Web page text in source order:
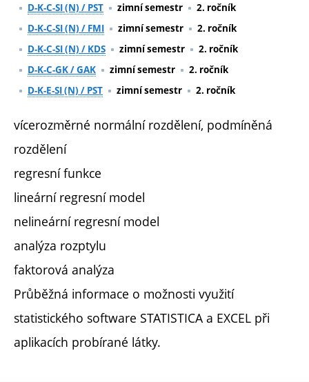
D-K-C-SI (N) / PST
zimní semestr
2. ročník
D-K-C-SI (N) / FMI
zimní semestr
2. ročník
D-K-C-SI (N) / KDS
zimní semestr
2. ročník
D-K-C-GK / GAK
zimní semestr
2. ročník
D-K-E-SI (N) / PST
zimní semestr 2. ročník
vícerozměrné normální rozdělení, podmíněná
rozdělení
regresní funkce
lineární regresní model
nelineární regresní model
analýza rozptylu
faktorová analýza
Průběžná informace o možnosti využití
statistického software STATISTICA a EXCEL při
aplikacích probírané látky.